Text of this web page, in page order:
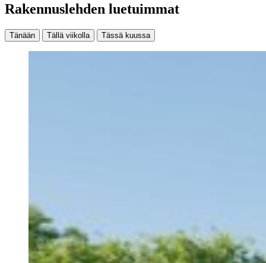
Rakennuslehden luetuimmat
Tänään Tällä viikolla Tässä kuussa